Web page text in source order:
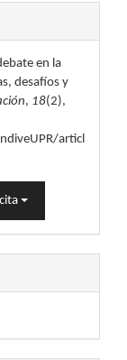
en la
desafíos y
, 18(2),
articl